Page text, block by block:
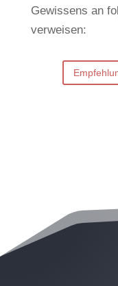
Gewissens an
verweisen: